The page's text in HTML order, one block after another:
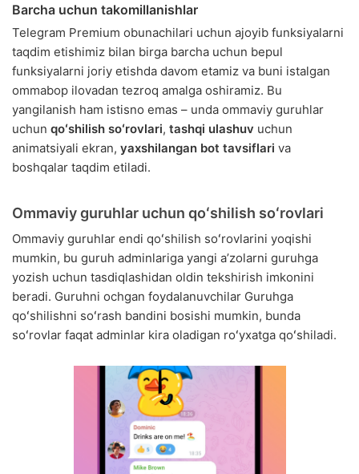
Barcha uchun takomillanishlar
Telegram Premium obunachilari uchun ajoyib funksiyalarni
taqdim etishimiz bilan birga barcha uchun bepul
funksiyalarni joriy etishda davom etamiz va buni istalgan
ommabop ilovadan tezroq amalga oshiramiz. Bu
yangilanish ham istisno emas – unda ommaviy guruhlar
uchun qoʻshilish soʻrovlari, tashqi ulashuv uchun
animatsiyali ekran, yaxshilangan bot tavsiflari va
boshqalar taqdim etiladi.
Ommaviy guruhlar uchun qoʻshilish soʻrovlari
Ommaviy guruhlar endi qoʻshilish soʻrovlarini yoqishi
mumkin, bu guruh adminlariga yangi aʼzolarni guruhga
yozish uchun tasdiqlashidan oldin tekshirish imkonini
beradi. Guruhni ochgan foydalanuvchilar Guruhga
qoʻshilishni soʻrash bandini bosishi mumkin, bunda
soʻrovlar faqat adminlar kira oladigan roʻyxatga qoʻshiladi.